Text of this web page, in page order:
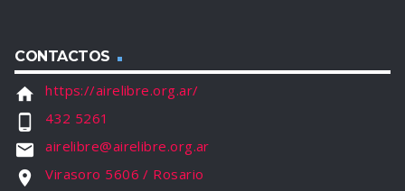
CONTACTOS
home https://airelibre.org.ar/
phone_android 432 5261
email airelibre@airelibre.org.ar
location_on Virasoro 5606 / Rosario